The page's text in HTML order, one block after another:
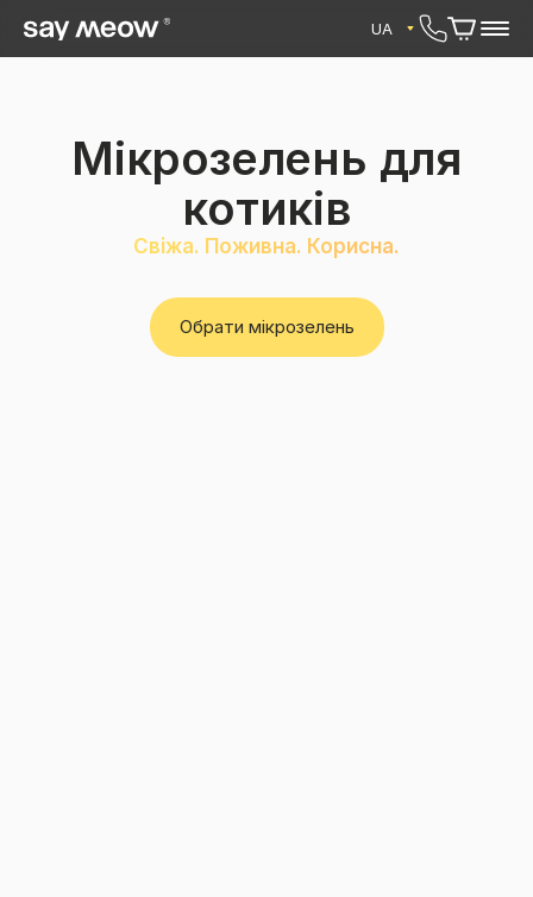
UA
Мікрозелень для
котиків
Свіжа. Поживна. Корисна.
Обрати мікрозелень